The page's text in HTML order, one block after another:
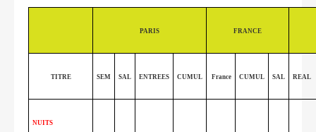
PARIS FRANCE
TITRE SEM SAL ENTREES CUMUL France CUMUL SAL REAL
NUITS